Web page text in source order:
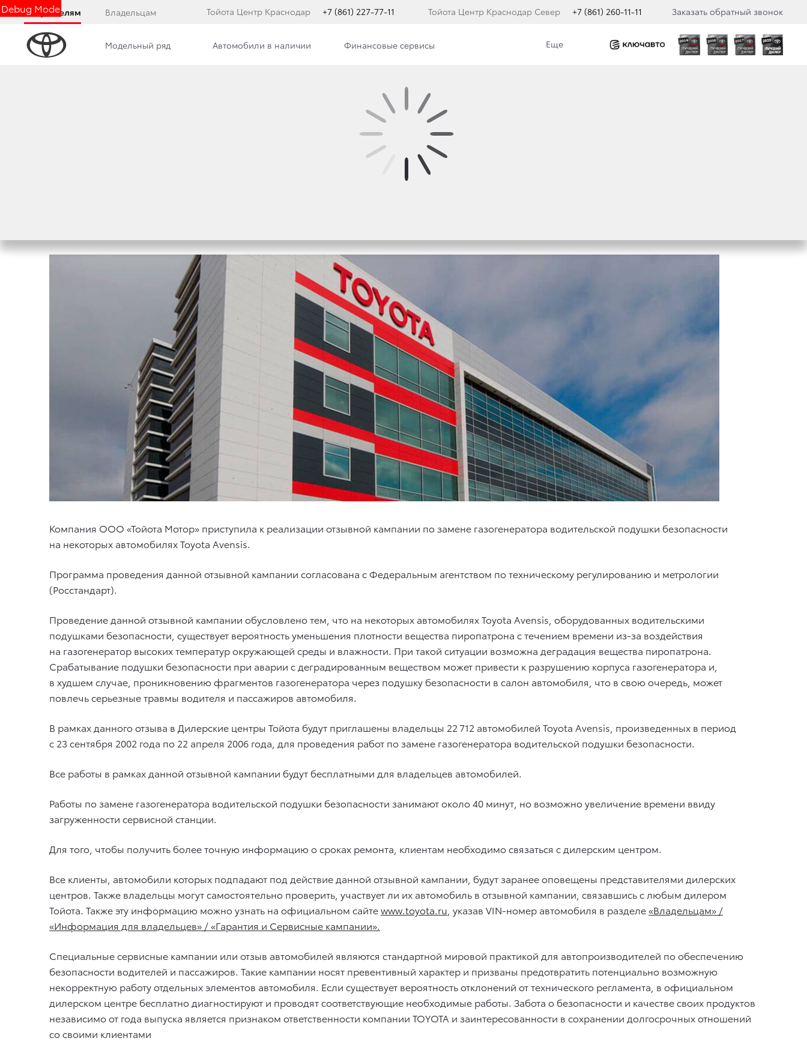
Debug Mode
Покупателям Владельцам Тойота Центр Краснодар +7 (861) 227-77-11 Тойота Центр Краснодар Север +7 (861) 260-11-11 Заказать обратный звонок
Модельный ряд Автомобили в наличии Финансовые сервисы Еще
РЕАЛИЗАЦИЯ ОТЗЫВНОЙ КАМПАНИИ ДЛЯ НЕКОТОРЫХ
АВТОМОБИЛЕЙ TOYOTA AVENSIS
Компания ООО «Тойота Мотор» приступила к реализации отзывной кампании по замене газогенератора водительской подушки безопасности
на некоторых автомобилях Toyota Avensis.
Программа проведения данной отзывной кампании согласована с Федеральным агентством по техническому регулированию и метрологии
(Росстандарт).
Проведение данной отзывной кампании обусловлено тем, что на некоторых автомобилях Toyota Avensis, оборудованных водительскими
подушками безопасности, существует вероятность уменьшения плотности вещества пиропатрона с течением времени из-за воздействия
на газогенератор высоких температур окружающей среды и влажности. При такой ситуации возможна деградация вещества пиропатрона.
Срабатывание подушки безопасности при аварии с деградированным веществом может привести к разрушению корпуса газогенератора и,
в худшем случае, проникновению фрагментов газогенератора через подушку безопасности в салон автомобиля, что в свою очередь, может
повлечь серьезные травмы водителя и пассажиров автомобиля.
В рамках данного отзыва в Дилерские центры Тойота будут приглашены владельцы 22 712 автомобилей Toyota Avensis, произведенных в период
с 23 сентября 2002 года по 22 апреля 2006 года, для проведения работ по замене газогенератора водительской подушки безопасности.
Все работы в рамках данной отзывной кампании будут бесплатными для владельцев автомобилей.
Работы по замене газогенератора водительской подушки безопасности занимают около 40 минут, но возможно увеличение времени ввиду
загруженности сервисной станции.
Для того, чтобы получить более точную информацию о сроках ремонта, клиентам необходимо связаться с дилерским центром.
Все клиенты, автомобили которых подпадают под действие данной отзывной кампании, будут заранее оповещены представителями дилерских
центров. Также владельцы могут самостоятельно проверить, участвует ли их автомобиль в отзывной кампании, связавшись с любым дилером
Тойота. Также эту информацию можно узнать на официальном сайтеwww.toyota.ru , указав VIN-номер автомобиля в разделе«Владельцам» /
«Информация для владельцев» / «Гарантия и Сервисные кампании».
Специальные сервисные кампании или отзыв автомобилей являются стандартной мировой практикой для автопроизводителей по обеспечению
безопасности водителей и пассажиров. Такие кампании носят превентивный характер и призваны предотвратить потенциально возможную
некорректную работу отдельных элементов автомобиля. Если существует вероятность отклонений от технического регламента, в официальном
дилерском центре бесплатно диагностируют и проводят соответствующие необходимые работы. Забота о безопасности и качестве своих продуктов
независимо от года выпуска является признаком ответственности компании TOYOTA и заинтересованности в сохранении долгосрочных отношений
со своими клиентами